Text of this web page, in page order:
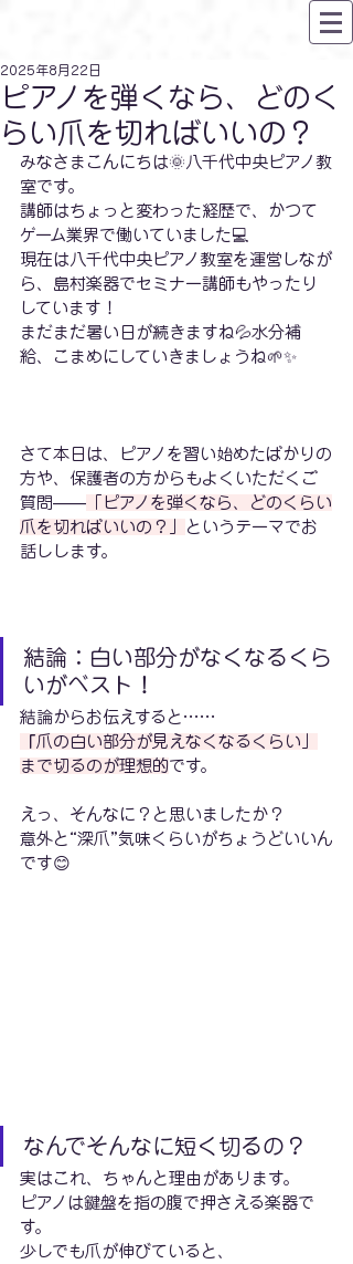
ピアノを弾くなら、どのく
らい爪を切ればいいの？
2025年8月22日
みなさまこんにちは🌞八千代中央ピアノ教
室です。
講師はちょっと変わった経歴で、かつて
ゲーム業界で働いていました💻
現在は八千代中央ピアノ教室を運営しなが
ら、島村楽器でセミナー講師もやったり
しています！
まだまだ暑い日が続きますね💦水分補
給、こまめにしていきましょうね🌱✨
さて本日は、ピアノを習い始めたばかりの
方や、保護者の方からもよくいただくご
質問—— 「ピアノを弾くなら、どのくらい
爪を切ればいいの？」
というテーマでお
話しします。
結論：白い部分がなくなるくら
いがベスト！
結論からお伝えすると……
「爪の白い部分が見えなくなるくらい」
まで切るのが理想的です。
えっ、そんなに？と思いましたか？
意外と“深爪”気味くらいがちょうどいいん
です😊
なんでそんなに短く切るの？
実はこれ、ちゃんと理由があります。
ピアノは鍵盤を指の腹で押さえる楽器で
す。
少しでも爪が伸びていると、